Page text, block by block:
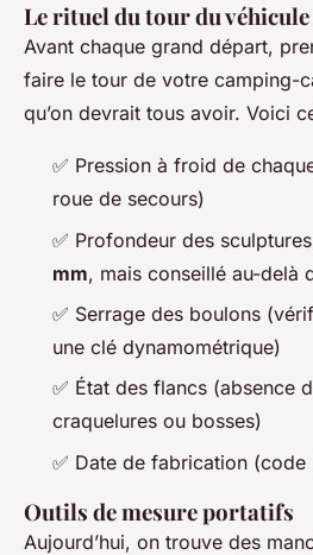
Le rituel du tour du véhicule
Avant chaque grand départ,
faire le tour de votre camping-
qu’on devrait tous avoir. Voici
✅ Pression à froid de
roue de secours)
✅ Profondeur des
mm, mais conseillé au-delà
✅ Serrage des boulons
une clé dynamométrique)
✅ État des flancs (absence
craquelures ou bosses)
✅ Date de fabrication (code
Outils de mesure portatifs
Aujourd’hui, on trouve des